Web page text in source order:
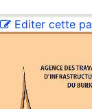
Editer cette